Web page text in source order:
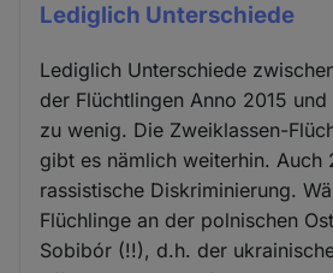
Lediglich Unterschiede
Lediglich Unterschiede
der Flüchtlingen Anno 2015
zu wenig. Die Zweiklassen-
gibt es nämlich weiterhin. Auch
rassistische Diskriminierung.
Flüchlinge an der polnischen
Sobibór (!!), d.h. der